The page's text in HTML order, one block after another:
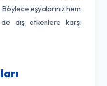
eşyalarınız hem
dış etkenlere karşı